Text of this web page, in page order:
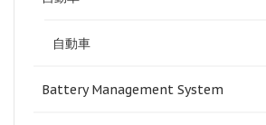
自動車
Battery Management System